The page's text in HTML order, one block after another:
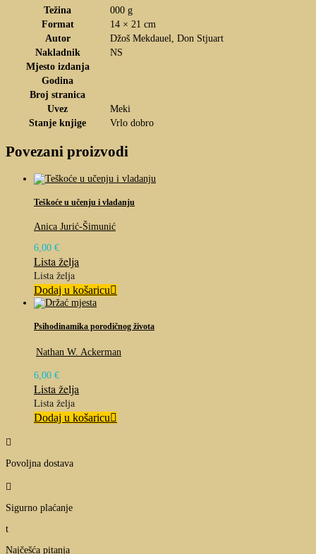
Težina
000 g
Format
14 × 21 cm
Autor
Džoš Mekdauel, Don Stjuart
Nakladnik
NS
Mjesto izdanja
Godina
Broj stranica
Uvez
Meki
Stanje knjige
Vrlo dobro
Povezani proizvodi
Teškoće u učenju i vladanju
Anica Jurić-Šimunić
6,00 €
Lista želja
Lista želja
Dodaj u košaricu
Psihodinamika porodičnog života
Nathan W. Ackerman
6,00 €
Lista želja
Lista želja
Dodaj u košaricu

Povoljna dostava

Sigurno plaćanje
t
Najčešća pitanja